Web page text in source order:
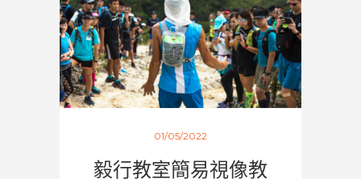
01/05/2022
毅行教室簡易視像教